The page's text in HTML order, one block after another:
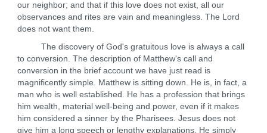
our neighbor; and that if this love does not exist, all our
observances and rites are vain and meaningless. The Lord
does not want them.
The discovery of God's gratuitous love is always a call
to conversion. The description of Matthew's call and
conversion in the brief account we have just read is
magnificently simple. Matthew is sitting down. He is, in fact, a
man who is well established. He has a profession that brings
him wealth, material well-being and power, even if it makes
him considered a sinner by the Pharisees. Jesus does not
give him a long speech or lengthy explanations. He simply